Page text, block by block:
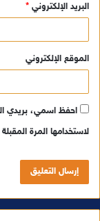
البريد الإلكتروني *
الموقع الإلكتروني
احفظ اسمي، بريدي
لاستخدامها المرة